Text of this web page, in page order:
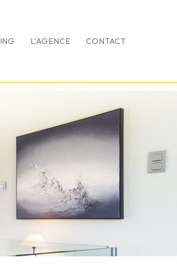
L’AGENCE CONTACT